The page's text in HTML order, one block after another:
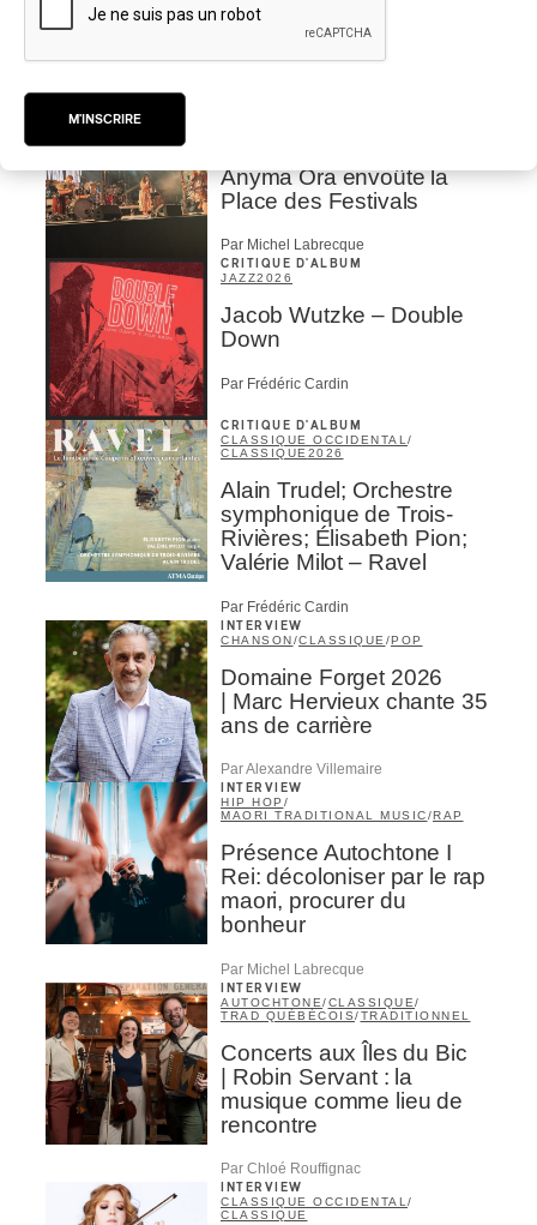
traditions de l’Asie centrale
à Montréal
Anyma Ora envoûte la
Place des Festivals
Par Michel Labrecque
CRITIQUE D'ALBUM
JAZZ2026
Jacob Wutzke – Double
Down
Par Frédéric Cardin
CRITIQUE D'ALBUM
CLASSIQUE OCCIDENTAL/
CLASSIQUE2026
Alain Trudel; Orchestre
symphonique de Trois-
Rivières; Élisabeth Pion;
Valérie Milot – Ravel
Par Frédéric Cardin
INTERVIEW
CHANSON/CLASSIQUE /POP
Domaine Forget 2026
| Marc Hervieux chante 35
ans de carrière
Par Alexandre Villemaire
INTERVIEW
HIP HOP /
MAORI TRADITIONAL MUSIC/RAP
Présence Autochtone I
Rei: décoloniser par le rap
maori, procurer du
bonheur
Par Michel Labrecque
INTERVIEW
AUTOCHTONE/CLASSIQUE/
TRAD QUÉBÉCOIS/TRADITIONNEL
Concerts aux Îles du Bic
| Robin Servant : la
musique comme lieu de
rencontre
Par Chloé Rouffignac
INTERVIEW
CLASSIQUE OCCIDENTAL /
CLASSIQUE
M'INSCRIRE